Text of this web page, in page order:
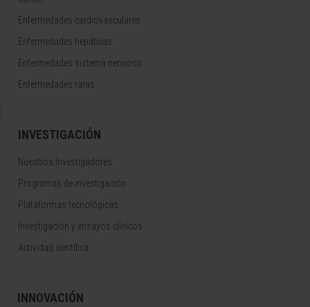
Enfermedades cardiovasculares
Enfermedades hepáticas
Enfermedades sistema nervioso
Enfermedades raras
INVESTIGACIÓN
Nuestros Investigadores
Programas de investigación
Plataformas tecnológicas
Investigación y ensayos clínicos
Actividad científica
INNOVACIÓN